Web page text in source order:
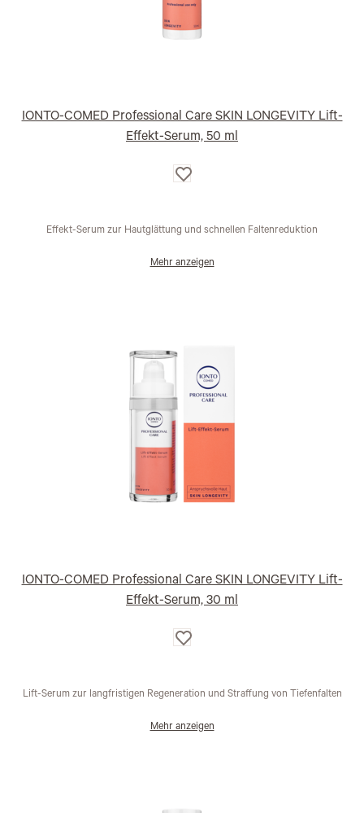
IONTO-COMED Professional Care SKIN LONGEVITY Lift-
Effekt-Serum, 50 ml
Auf
die
Effekt-Serum zur Hautglättung und schnellen Faltenreduktion
Mehr anzeigen
IONTO-COMED Professional Care SKIN LONGEVITY Lift-
Effekt-Serum, 30 ml
Auf
die
Lift-Serum zur langfristigen Regeneration und Straffung von Tiefenfalten
Mehr anzeigen